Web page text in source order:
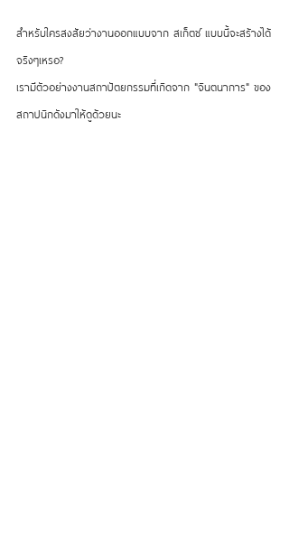
สำหรับใครสงสัยว่างานออกแบบจาก สเก็ตช์ แบบนี้จะสร้างได้
จริงๆเหรอ?
เรามีตัวอย่างงานสถาปัตยกรรมที่เกิดจาก "จินตนาการ" ของ
สถาปนิกดังมาให้ดูด้วยนะ